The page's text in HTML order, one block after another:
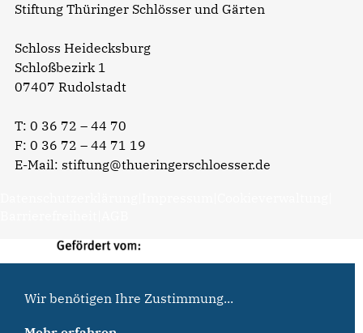
Stiftung Thüringer Schlösser und Gärten
Schloss Heidecksburg
Schloßbezirk 1
07407 Rudolstadt
T: 0 36 72 – 44 70
F: 0 36 72 – 44 71 19
E-Mail: stiftung@thueringerschloesser.de
Wir benötigen Ihre Zustimmung...